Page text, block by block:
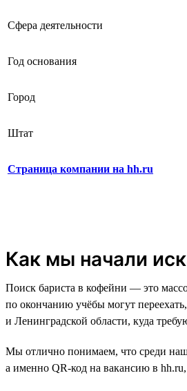
Сфера деятельности
Год основания
Город
Штат
Страница компании на hh.ru
Как мы начали
Поиск бариста в кофейни — это
по окончанию учёбы могут
и Ленинградской области, куда
Мы отлично понимаем, что среди
а именно QR-код на вакансию в